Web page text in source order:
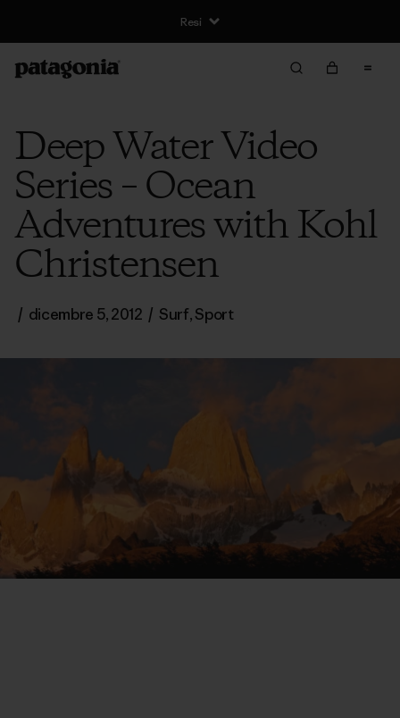
Resi
Deep Water Video
Series – Ocean
Adventures with Kohl
Christensen
/ dicembre 5, 2012 / Surf,Sport